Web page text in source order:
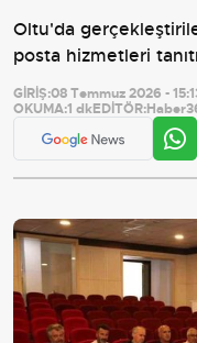
Oltu'da
posta hizmetleri
GİRİŞ:08 Temmuz 2026 -
OKUMA:1 dkEDİTÖR: